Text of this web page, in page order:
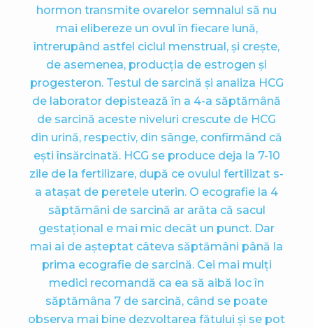
hormon transmite ovarelor semnalul să nu
mai elibereze un ovul în fiecare lună,
întrerupând astfel ciclul menstrual, și crește,
de asemenea, producția de estrogen și
progesteron. Testul de sarcină și analiza HCG
de laborator depistează în a 4-a săptămână
de sarcină aceste niveluri crescute de HCG
din urină, respectiv, din sânge, confirmând că
ești însărcinată. HCG se produce deja la 7-10
zile de la fertilizare, după ce ovulul fertilizat s-
a atașat de peretele uterin. O ecografie la 4
săptămâni de sarcină ar arăta că sacul
gestațional e mai mic decât un punct. Dar
mai ai de așteptat câteva săptămâni până la
prima ecografie de sarcină. Cei mai mulți
medici recomandă ca ea să aibă loc în
săptămâna 7 de sarcină, când se poate
observa mai bine dezvoltarea fătului și se pot